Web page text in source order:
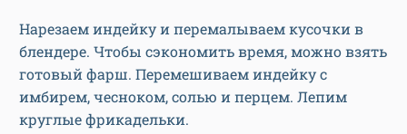
Нарезаем индейку и перемалываем кусочки в
блендере. Чтобы сэкономить время, можно взять
готовый фарш. Перемешиваем индейку с
имбирем, чесноком, солью и перцем. Лепим
круглые фрикадельки.